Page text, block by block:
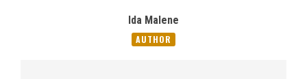
Ida Malene
AUTHOR